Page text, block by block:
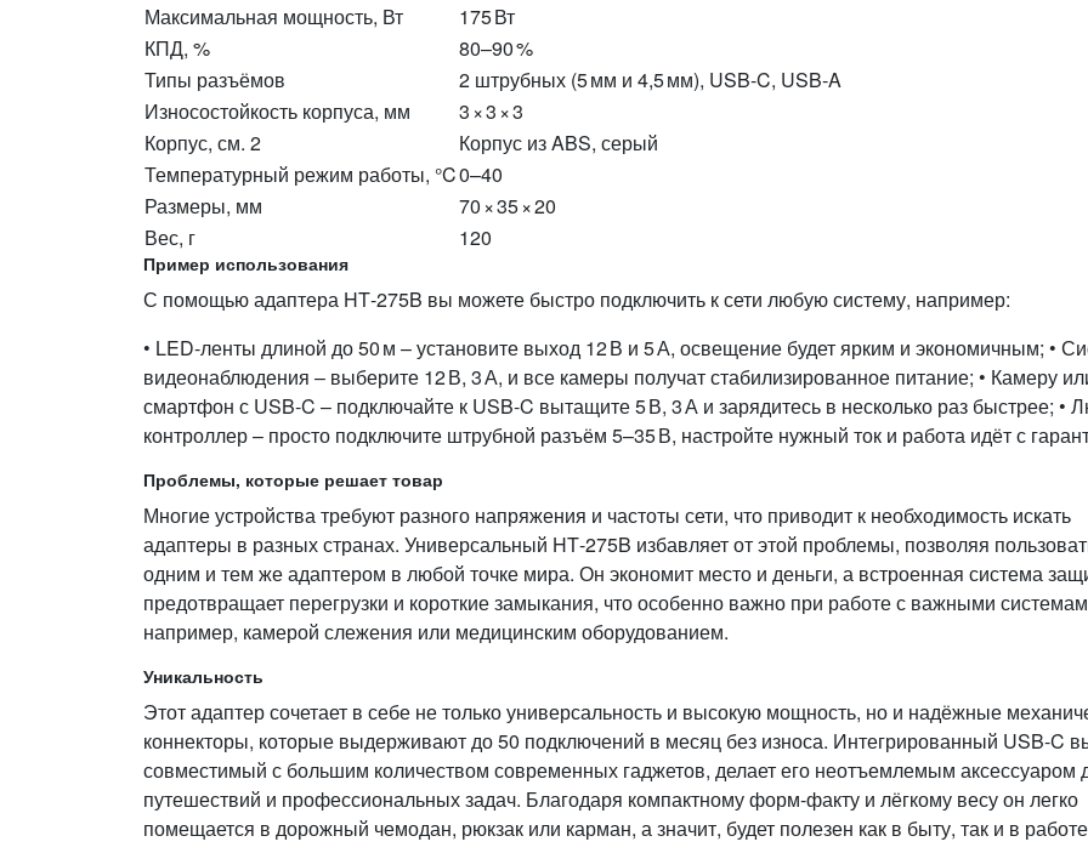
Максимальная мощность, Вт
175 Вт
КПД, %
80–90 %
Типы разъёмов
2 штрубных (5 мм и 4,5 мм), USB‑C, USB‑A
Износостойкость корпуса, мм
3 × 3 × 3
Корпус, см. 2
Корпус из ABS, серый
Температурный режим работы, °C0–40
Размеры, мм
70 × 35 × 20
Вес, г
120
Пример использования
С помощью адаптера HT‑275B вы можете быстро подключить к сети любую систему, например:
• LED‑ленты длиной до 50 м – установите выход 12 В и 5 А, освещение будет ярким и экономичным; •
видеонаблюдения – выберите 12 В, 3 А, и все камеры получат стабилизированное питание; • Камеру
смартфон с USB‑C – подключайте к USB‑C вытащите 5 В, 3 А и зарядитесь в несколько раз быстрее; •
контроллер – просто подключите штрубной разъём 5–35 В, настройте нужный ток и работа идёт с
Проблемы, которые решает товар
Многие устройства требуют разного напряжения и частоты сети, что приводит к необходимость искать
адаптеры в разных странах. Универсальный HT‑275B избавляет от этой проблемы, позволяя
одним и тем же адаптером в любой точке мира. Он экономит место и деньги, а встроенная система
предотвращает перегрузки и короткие замыкания, что особенно важно при работе с важными
например, камерой слежения или медицинским оборудованием.
Уникальность
Этот адаптер сочетает в себе не только универсальность и высокую мощность, но и надёжные
коннекторы, которые выдерживают до 50 подключений в месяц без износа. Интегрированный USB‑C
совместимый с большим количеством современных гаджетов, делает его неотъемлемым аксессуаром
путешествий и профессиональных задач. Благодаря компактному форм‑факту и лёгкому весу он легко
помещается в дорожный чемодан, рюкзак или карман, а значит, будет полезен как в быту, так и в